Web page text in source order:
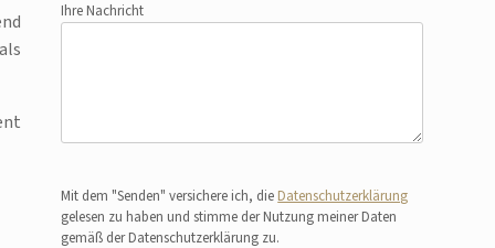
Ihre Nachricht
Mit dem "Senden" versichere ich, die Datenschutzerklärung
gelesen zu haben und stimme der Nutzung meiner Daten
gemäß der Datenschutzerklärung zu.